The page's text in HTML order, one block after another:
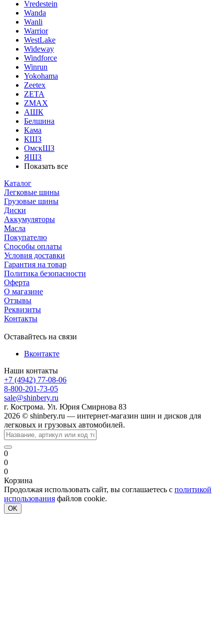
Vredestein
Wanda
Wanli
Warrior
WestLake
Wideway
Windforce
Winrun
Yokohama
Zeetex
ZETA
ZMAX
АШК
Белшина
Кама
КШЗ
ОмскШЗ
ЯШЗ
Показать все
Каталог
Легковые шины
Грузовые шины
Диски
Аккумуляторы
Масла
Покупателю
Способы оплаты
Условия доставки
Гарантия на товар
Политика безопасности
Оферта
О магазине
Отзывы
Реквизиты
Контакты
Оставайтесь на связи
Вконтакте
Наши контакты
+7 (4942) 77-08-06
8-800-201-73-05
sale@shinbery.ru
г. Кострома. Ул. Юрия Смирнова 83
2026 © shinbery.ru — интернет-магазин шин и дисков для
легковых и грузовых автомобилей.
0
0
0
Корзина
Продолжая использовать сайт, вы соглашаетесь с политикой
использования файлов cookie.
OK